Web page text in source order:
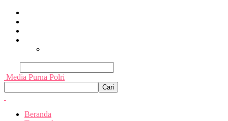
Media Purna Polri
Beranda